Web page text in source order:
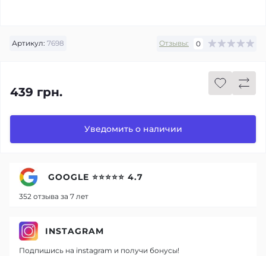
Артикул: 7698 Отзывы: 0
439 грн.
Уведомить о наличии
GOOGLE ⭐⭐⭐⭐⭐ 4.7
352 отзыва за 7 лет
INSTAGRAM
Подпишись на instagram и получи бонусы!